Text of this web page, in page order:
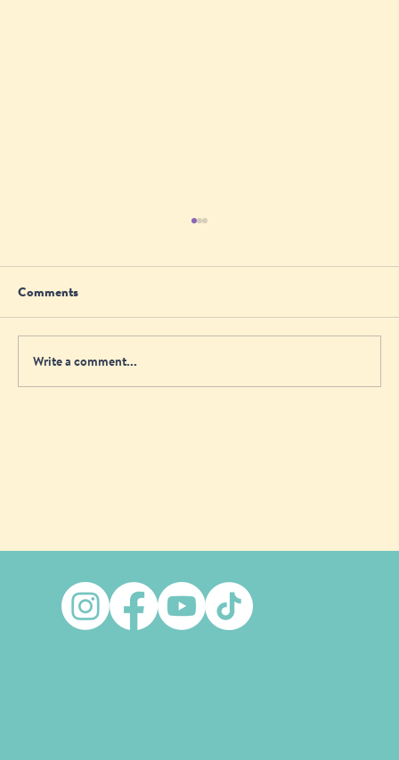
Comments
Write a comment...